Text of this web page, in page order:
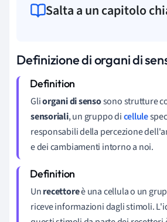
Salta a un capitolo
Definizione di organi di
Gliorgani di sensosono strutture
sensoriali,un gruppo dicellule
responsabili della percezione
e dei cambiamenti intorno a noi.
Unrecettoreè una cellula o un
riceve informazioni dagli stimoli.